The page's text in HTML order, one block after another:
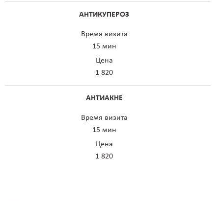
АНТИКУПЕРОЗ
Время визита
15 мин
Цена
1 820
АНТИАКНЕ
Время визита
15 мин
Цена
1 820